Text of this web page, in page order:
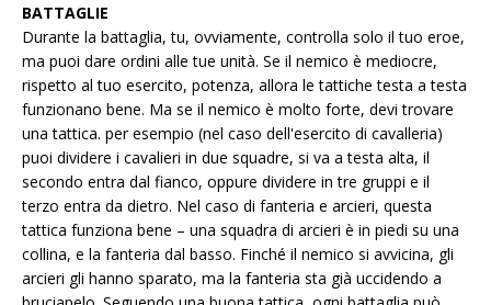
BATTAGLIE
Durante la battaglia, tu, ovviamente, controlla solo il tuo eroe,
ma puoi dare ordini alle tue unità. Se il nemico è mediocre,
rispetto al tuo esercito, potenza, allora le tattiche testa a testa
funzionano bene. Ma se il nemico è molto forte, devi trovare
una tattica. per esempio (nel caso dell'esercito di cavalleria)
puoi dividere i cavalieri in due squadre, si va a testa alta, il
secondo entra dal fianco, oppure dividere in tre gruppi e il
terzo entra da dietro. Nel caso di fanteria e arcieri, questa
tattica funziona bene – una squadra di arcieri è in piedi su una
collina, e la fanteria dal basso. Finché il nemico si avvicina, gli
arcieri gli hanno sparato, ma la fanteria sta già uccidendo a